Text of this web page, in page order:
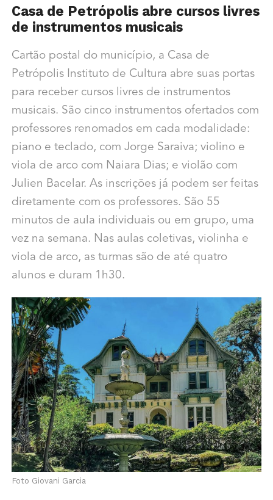
Casa de Petrópolis abre cursos livres
de instrumentos musicais
Cartão postal do município, a Casa de
Petrópolis Instituto de Cultura abre suas portas
para receber cursos livres de instrumentos
musicais. São cinco instrumentos ofertados com
professores renomados em cada modalidade:
piano e teclado, com Jorge Saraiva; violino e
viola de arco com Naiara Dias; e violão com
Julien Bacelar. As inscrições já podem ser feitas
diretamente com os professores. São 55
minutos de aula individuais ou em grupo, uma
vez na semana. Nas aulas coletivas, violinha e
viola de arco, as turmas são de até quatro
alunos e duram 1h30.
Foto Giovani Garcia